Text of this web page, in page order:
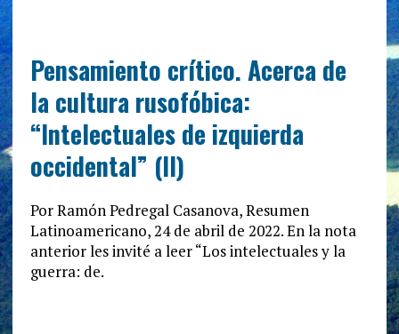
Pensamiento crítico. Acerca de
la cultura rusofóbica:
“Intelectuales de izquierda
occidental” (II)
Por Ramón Pedregal Casanova, Resumen
Latinoamericano, 24 de abril de 2022. En la nota
anterior les invité a leer “Los intelectuales y la
guerra: de.